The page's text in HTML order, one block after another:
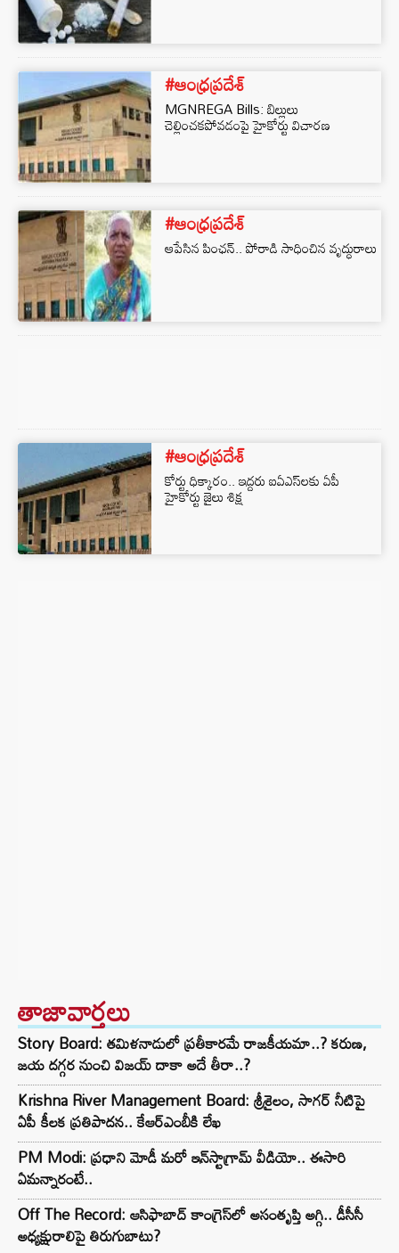
#ఆంధ్రప్రదేశ్
MGNREGA Bills: బిల్లులు
చెల్లించకపోవడంపై హైకోర్టు విచారణ
#ఆంధ్రప్రదేశ్
ఆపేసిన పింఛన్.. పోరాడి సాధించిన వృద్ధురాలు
#ఆంధ్రప్రదేశ్
కోర్టు ధిక్కారం.. ఇద్దరు ఐఏఎస్‌లకు ఏపీ
హైకోర్టు జైలు శిక్ష
తాజావార్తలు
Story Board: తమిళనాడులో ప్రతీకారమే రాజకీయమా..? కరుణ,
జయ దగ్గర నుంచి విజయ్ దాకా అదే తీరా..?
Krishna River Management Board: శ్రీశైలం, సాగర్ నీటిపై
ఏపీ కీలక ప్రతిపాదన.. కేఆర్ఎంబీకి లేఖ
PM Modi: ప్రధాని మోడీ మరో ఇన్‌స్టాగ్రామ్ వీడియో.. ఈసారి
ఏమన్నారంటే..
Off The Record: ఆసిఫాబాద్ కాంగ్రెస్‌లో అసంతృప్తి అగ్గి.. డీసీసీ
అధ్యక్షురాలిపై తిరుగుబాటు?